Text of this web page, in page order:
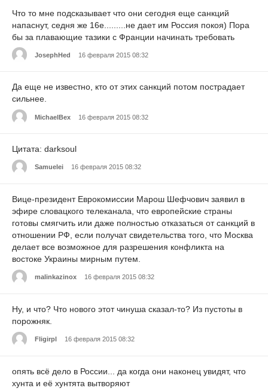
Что то мне подсказывает что они сегодня еще санкций
напаснут, седня же 16е.........не дает им Россия покоя) Пора
бы за плавающие тазики с Франции начинать требовать
JosephHed 16 февраля 2015 08:32
Да еще не известно, кто от этих санкций потом пострадает
сильнее.
MichaelBex 16 февраля 2015 08:32
Цитата: darksoul
Samuelei 16 февраля 2015 08:32
Вице-президент Еврокомиссии Марош Шефчович заявил в
эфире словацкого телеканала, что европейские страны
готовы смягчить или даже полностью отказаться от санкций в
отношении РФ, если получат свидетельства того, что Москва
делает все возможное для разрешения конфликта на
востоке Украины мирным путем.
malinkazinox 16 февраля 2015 08:32
Ну, и что? Что нового этот чинуша сказал-то? Из пустоты в
порожняк.
Fligirpl 16 февраля 2015 08:32
опять всё дело в России... да когда они наконец увидят, что
хунта и её хунтята вытворяют